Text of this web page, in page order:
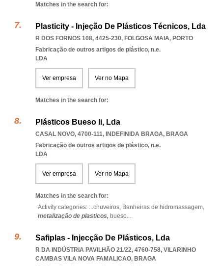
Matches in the search for:
Plasticity - Injeção De Plásticos Técnicos, Lda
R DOS FORNOS 108, 4425-230, FOLGOSA MAIA, PORTO
Fabricação de outros artigos de plástico, n.e.
LDA
Ver empresa Ver no Mapa
Matches in the search for:
Plásticos Bueso Ii, Lda
CASAL NOVO, 4700-111, INDEFINIDA BRAGA, BRAGA
Fabricação de outros artigos de plástico, n.e.
LDA
Ver empresa Ver no Mapa
Matches in the search for:
Activity categories: ...chuveiros, Banheiras de hidromassagem,
metalização de plasticos, bueso...
Safiplas - Injecção De Plásticos, Lda
R DA INDÚSTRIA PAVILHÃO 21/22, 4760-758, VILARINHO
CAMBAS VILA NOVA FAMALICAO, BRAGA